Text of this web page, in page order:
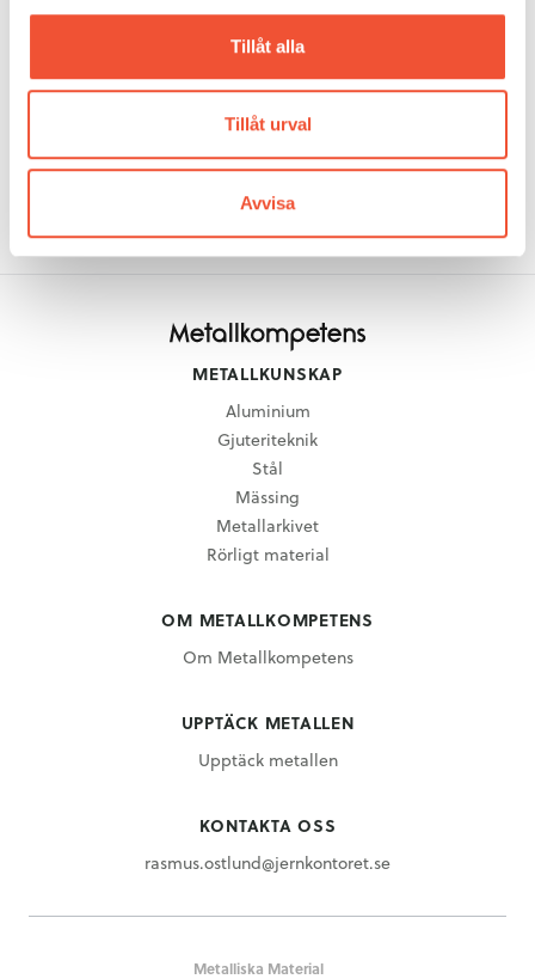
Tillåt alla
Tillåt urval
Avvisa
GÅ TILL NÄSTA SIDA:
9.2 Rullriktning med konkava-
konvexa valsar
METALLKUNSKAP
Aluminium
Gjuteriteknik
Stål
Mässing
Metallarkivet
Rörligt material
OM METALLKOMPETENS
Om Metallkompetens
UPPTÄCK METALLEN
Upptäck metallen
KONTAKTA OSS
rasmus.ostlund@jernkontoret.se
Metalliska Material